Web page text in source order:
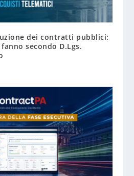
dei contratti pubblici:
secondo D.Lgs.